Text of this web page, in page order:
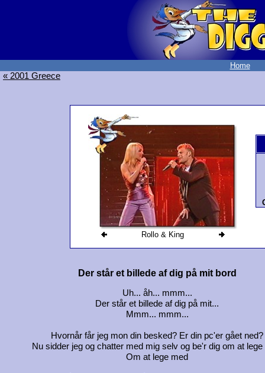
Home
« 2001 Greece
Rollo & King
Der står et billede af dig på mit bord
Uh... åh... mmm...
Der står et billede af dig på mit...
Mmm... mmm...
Hvornår får jeg mon din besked? Er din pc'er gået ned?
Nu sidder jeg og chatter med mig selv og be'r dig om at lege
Om at lege med